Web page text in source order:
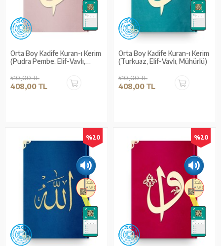
Orta Boy Kadife Kuran-ı Kerim
(Pudra Pembe, Elif-Vavlı,
510,00 TL
408,00 TL
Orta Boy Kadife Kuran-ı Kerim
(Turkuaz, Elif-Vavlı, Mühürlü)
510,00 TL
408,00 TL
%20 %20